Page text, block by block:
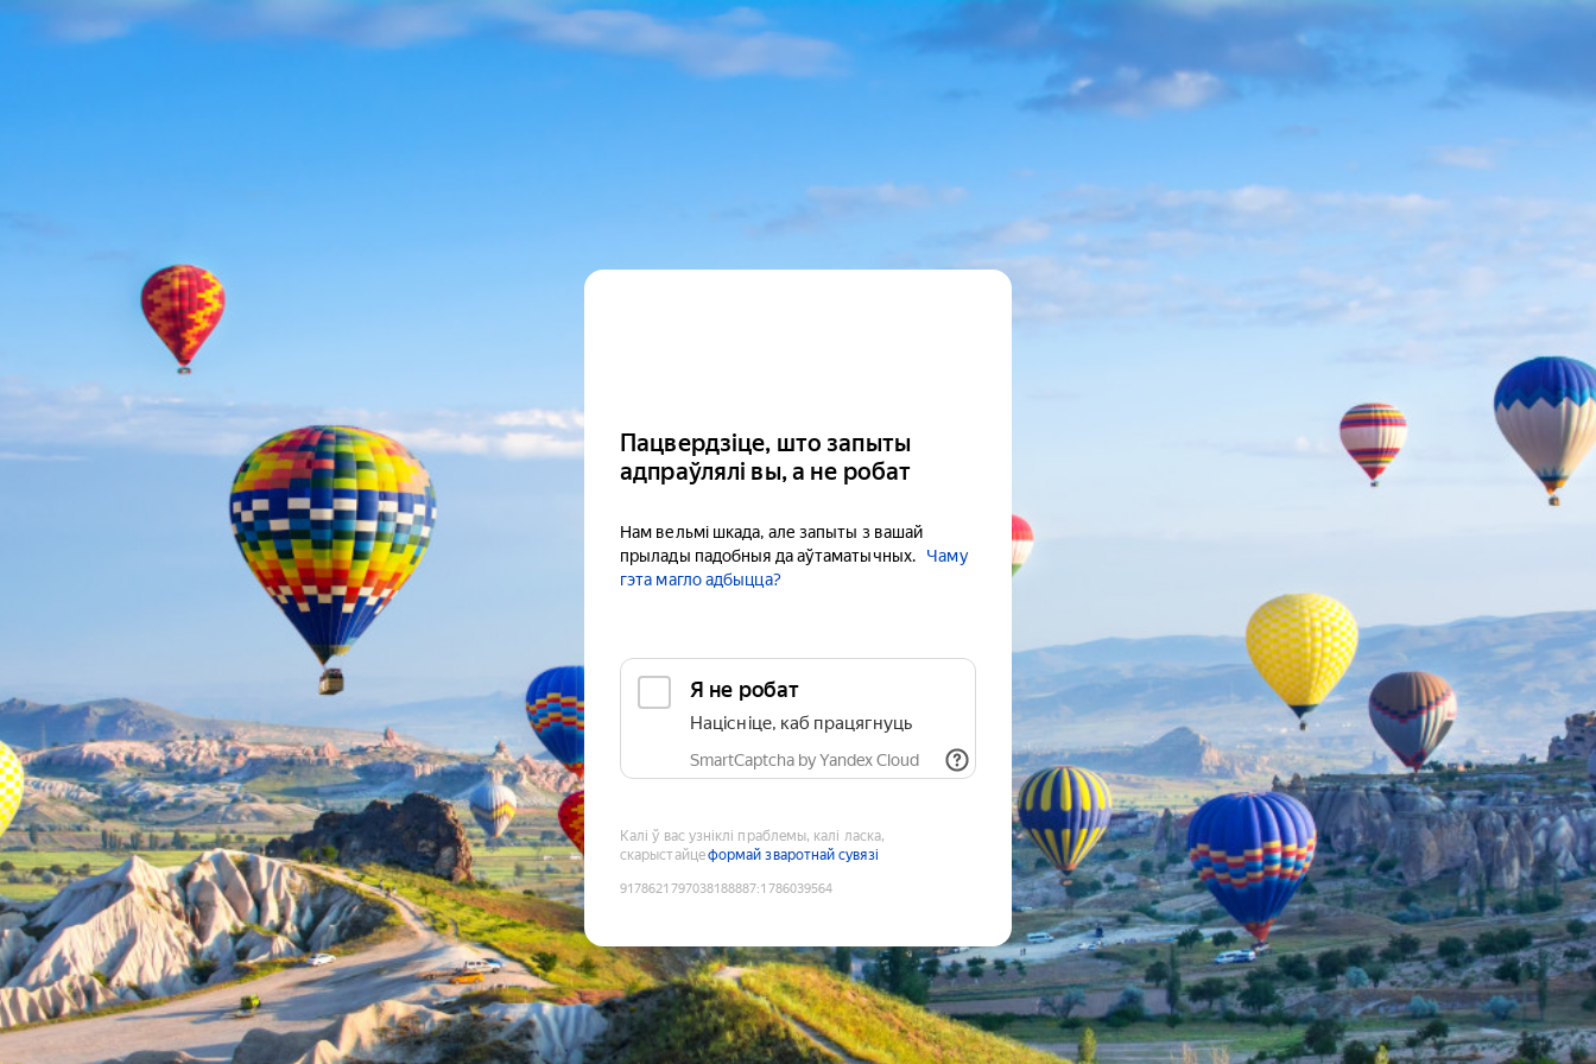
Пацвердзіце, што запыты
адпраўлялі вы, а не робат
Нам вельмі шкада, але запыты з вашай
прылады падобныя да аўтаматычных.
Чаму
гэта магло адбыцца?
Я не робат
Націсніце, каб працягнуць
SmartCaptcha by Yandex Cloud
Калі ў вас узніклі праблемы, калі ласка,
скарыстайцеформай зваротнай сувязі
9178621797038188887:1786039564